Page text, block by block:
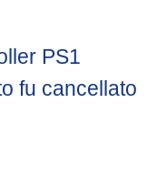
PS1
fu cancellato